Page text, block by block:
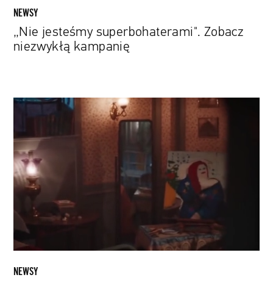
NEWSY
„Nie jesteśmy superbohaterami". Zobacz
niezwykłą kampanię
Ekspert
wielkookich
kotów.
Benedict
Cumberbatch
ekscentrycznego
artysty
Louisa
Waina
NEWSY